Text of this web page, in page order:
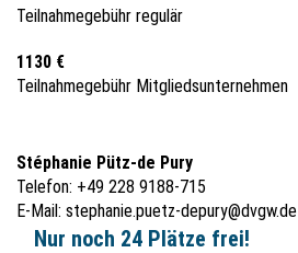
Teilnahmegebühr regulär
1130 €
Teilnahmegebühr Mitgliedsunternehmen
Stéphanie Pütz-de Pury
Telefon: +49 228 9188-715
E-Mail: stephanie.puetz-depury@dvgw.de
Nur noch 24 Plätze frei!